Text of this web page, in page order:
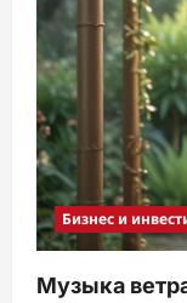
Бизнес и
Музыка